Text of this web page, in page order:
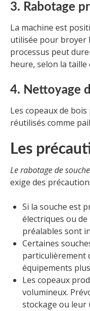
3. Rabotage
La machine est
utilisée pour broyer
processus peut
heure, selon la taille
4. Nettoyage
Les copeaux de
réutilisés comme
Les
Le rabotage de
exige des
Si la souche est
électriques ou
préalables sont
Certaines
particulièrement
équipements
Les copeaux
volumineux.
stockage ou leur